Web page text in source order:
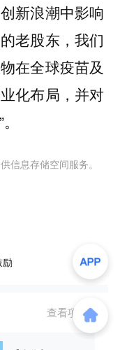
新浪潮中影响
老股东，我们
在全球疫苗及
化布局，并对
信息存储空间服务。
查看项目库